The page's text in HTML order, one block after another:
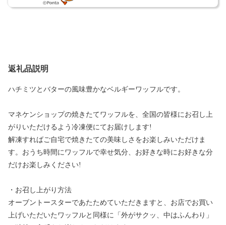
返礼品説明
ハチミツとバターの風味豊かなベルギーワッフルです。
マネケンショップの焼きたてワッフルを、全国の皆様にお召し上
がりいただけるよう冷凍便にてお届けします!
解凍すればご自宅で焼きたての美味しさをお楽しみいただけま
す。おうち時間にワッフルで幸せ気分、お好きな時にお好きな分
だけお楽しみください!
・お召し上がり方法
オーブントースターであたためていただきますと、お店でお買い
上げいただいたワッフルと同様に「外がサクッ、中はふんわり」